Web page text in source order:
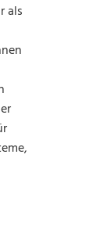
als